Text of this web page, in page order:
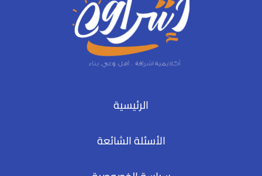
الرئيسية
الأسئلة الشائعة